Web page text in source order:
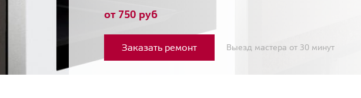
от 750 руб
Заказать ремонт Выезд мастера от 30 минут